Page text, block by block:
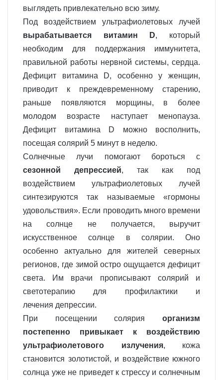
выглядеть привлекательно всю зиму.
Под воздействием ультрафиолетовых лучей
вырабатывается витамин D, который
необходим для поддержания иммунитета,
правильной работы нервной системы, сердца.
Дефицит витамина D, особенно у женщин,
приводит к преждевременному старению,
раньше появляются морщины, в более
молодом возрасте наступает менопауза.
Дефицит витамина D можно восполнить,
посещая солярий 5 минут в неделю.
Солнечные лучи помогают бороться с
сезонной депрессией, так как под
воздействием ультрафиолетовых лучей
синтезируются так называемые «гормоны
удовольствия». Если проводить много времени
на солнце не получается, выручит
искусственное солнце в солярии. Оно
особенно актуально для жителей северных
регионов, где зимой остро ощущается дефицит
света. Им врачи прописывают солярий и
светотерапию для профилактики и
лечения депрессии.
При посещении солярия организм
постепенно привыкает к воздействию
ультрафиолетового излучения, кожа
становится золотистой, и воздействие южного
солнца уже не приведет к стрессу и солнечным